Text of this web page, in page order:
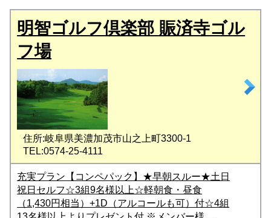
明智ゴルフ倶楽部 賑済寺ゴル
フ場
住所:岐阜県美濃加茂市山之上町3300-1
TEL:0574-25-4111
充実プラン【コンペパック】★早朝スルー★土日
祝日セルフ☆3組9名様以上☆軽朝食・昼食
（1,430円相当）+1D（アルコールも可）付☆4組